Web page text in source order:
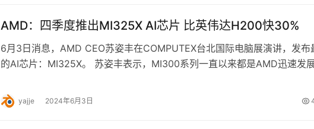
AMD：四季度推出MI325X AI芯片 比英伟达H200快30%
6月3日消息，AMD CEO苏姿丰在COMPUTEX台北国际电脑展演讲，发布
的AI芯片：MI325X。 苏姿丰表示，MI300系列一直以来都是AMD迅速发
yajje 2024年6月3日